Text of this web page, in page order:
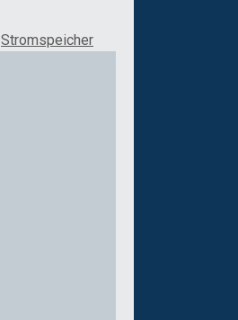
Stromspeicher